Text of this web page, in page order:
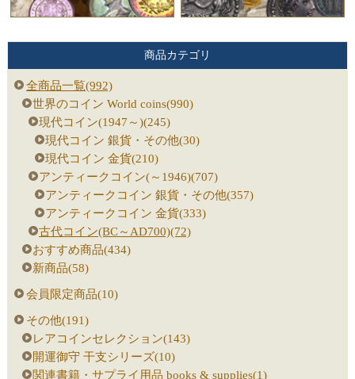
商品カテゴリ
全商品一覧(992)
世界のコイン World coins(990)
現代コイン(1947～)(245)
現代コイン 銀貨・その他(30)
現代コイン 金貨(210)
アンティークコイン(～1946)(707)
アンティークコイン 銀貨・その他(357)
アンティークコイン 金貨(333)
古代コイン(BC～AD700)(72)
おすすめ商品(434)
新商品(58)
会員限定商品(10)
その他(191)
レアコインセレクション(143)
開運御守 干支シリーズ(10)
関連書籍・サプライ用品 books & supplies(1)